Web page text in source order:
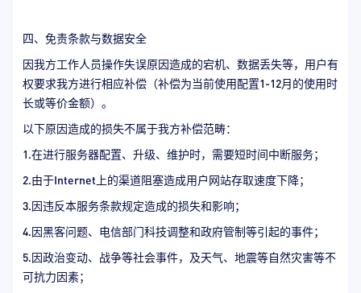
四、免责条款与数据安全
因我方工作人员操作失误原因造成的宕机、数据丢失等，用户有
权要求我方进行相应补偿（补偿为当前使用配置1-12月的使用时
长或等价金额）。
以下原因造成的损失不属于我方补偿范畴：
1.在进行服务器配置、升级、维护时，需要短时间中断服务；
2.由于Internet上的渠道阻塞造成用户网站存取速度下降；
3.因违反本服务条款规定造成的损失和影响；
4.因黑客问题、电信部门科技调整和政府管制等引起的事件；
5.因政治变动、战争等社会事件，及天气、地震等自然灾害等不
可抗力因素；